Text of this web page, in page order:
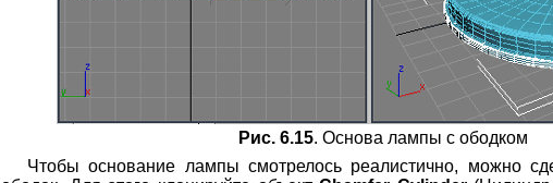
Рис. 6.15. Основа лампы с ободком
Чтобы основание лампы смотрелось реалистично, можно